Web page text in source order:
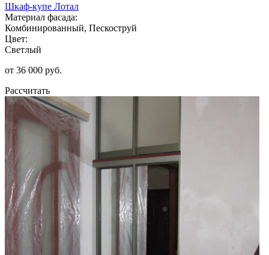
Шкаф-купе Лотал
Материал фасада:
Комбинированный, Пескоструй
Цвет:
Светлый
от 36 000 руб.
Рассчитать